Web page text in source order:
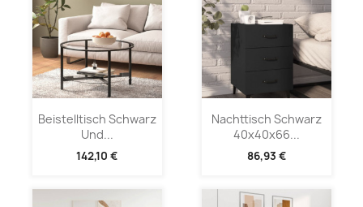
Beistelltisch Schwarz
Und...
142,10 €
Nachttisch Schwarz
40x40x66...
86,93 €